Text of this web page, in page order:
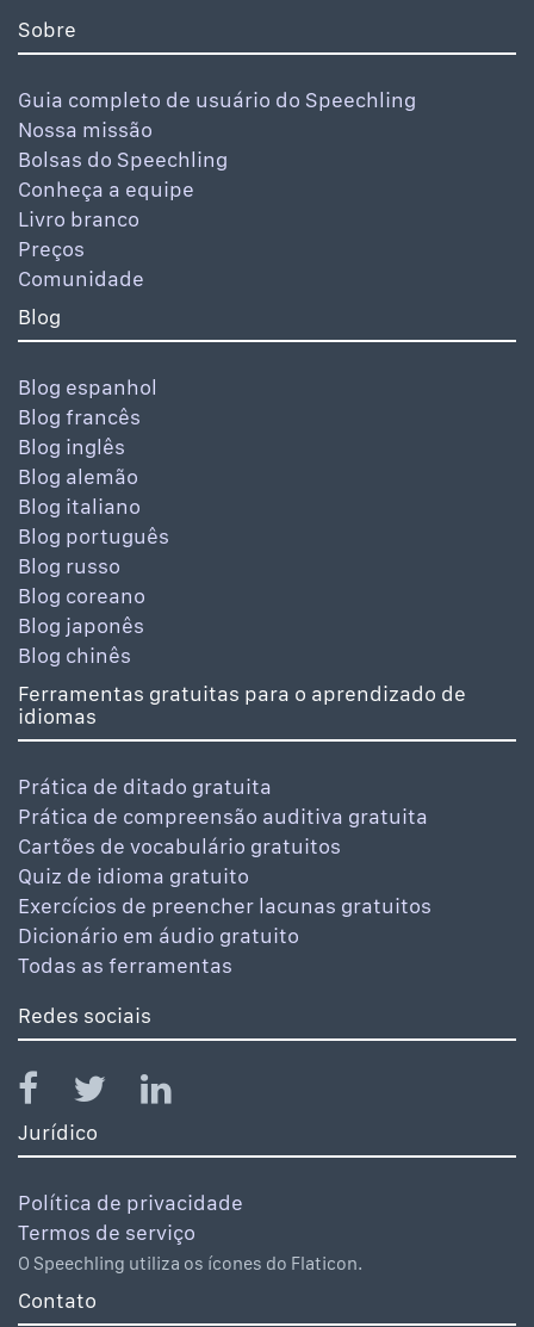
Sobre
Guia completo de usuário do Speechling
Nossa missão
Bolsas do Speechling
Conheça a equipe
Livro branco
Preços
Comunidade
Blog
Blog espanhol
Blog francês
Blog inglês
Blog alemão
Blog italiano
Blog português
Blog russo
Blog coreano
Blog japonês
Blog chinês
Ferramentas gratuitas para o aprendizado de
idiomas
Prática de ditado gratuita
Prática de compreensão auditiva gratuita
Cartões de vocabulário gratuitos
Quiz de idioma gratuito
Exercícios de preencher lacunas gratuitos
Dicionário em áudio gratuito
Todas as ferramentas
Redes sociais
Jurídico
Política de privacidade
Termos de serviço
O Speechling utiliza os ícones do Flaticon.
Contato